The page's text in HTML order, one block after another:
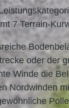
7 Terrain-
oder der
Winde die
Nordwinden